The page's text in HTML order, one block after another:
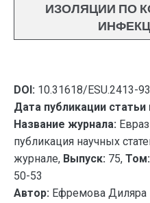
ИЗОЛЯЦИИ ПО
DOI: 10.31618/ESU.2413-
Дата публикации статьи
Название журнала:
публикация научных
журнале, Выпуск: 75, Том:
50-53
Автор: Ефремова Диляра